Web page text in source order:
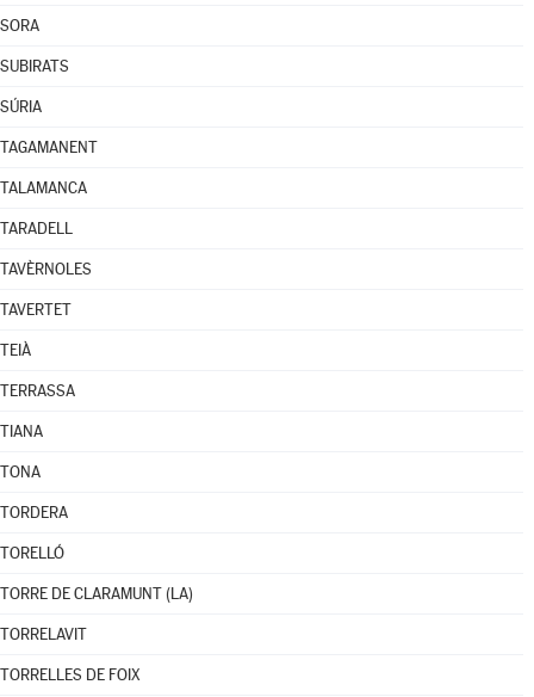
SORA
SUBIRATS
SÚRIA
TAGAMANENT
TALAMANCA
TARADELL
TAVÈRNOLES
TAVERTET
TEIÀ
TERRASSA
TIANA
TONA
TORDERA
TORELLÓ
TORRE DE CLARAMUNT (LA)
TORRELAVIT
TORRELLES DE FOIX